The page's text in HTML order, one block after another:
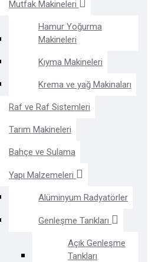
Mutfak Makineleri
Hamur Yoğurma
Makineleri
Kıyma Makineleri
Krema ve yağ Makinaları
Raf ve Raf Sistemleri
Tarım Makineleri
Bahçe ve Sulama
Yapı Malzemeleri
Alüminyum Radyatörler
Genleşme Tankları
Açık Genleşme
Tankları